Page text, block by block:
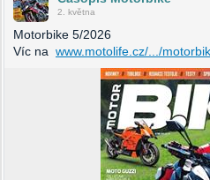
2. května
Motorbike 5/2026
Víc na www.motolife.cz/.../